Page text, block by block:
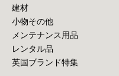
建材
小物その他
メンテナンス用品
レンタル品
英国ブランド特集